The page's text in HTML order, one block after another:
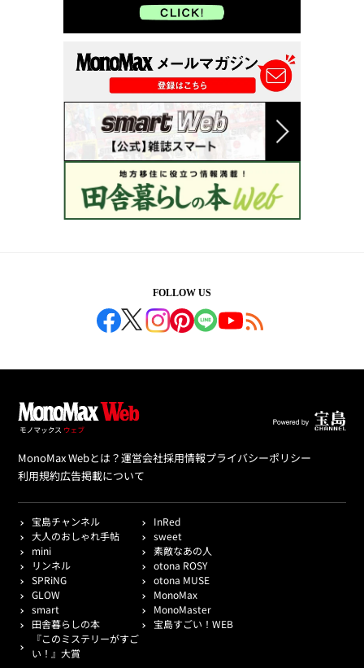
FOLLOW US
MonoMax Webとは？運営会社採用情報プライバシーポリシー
利用規約広告掲載について
宝島チャンネル
InRed
大人のおしゃれ手帖
sweet
mini
素敵なあの人
リンネル
otona ROSY
SPRiNG
otona MUSE
GLOW
MonoMax
smart
MonoMaster
田舎暮らしの本
宝島すごい！WEB
『このミステリーがすご
い！』大賞